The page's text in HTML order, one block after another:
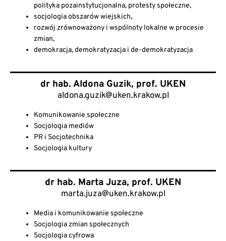
polityka pozainstytucjonalna, protesty społeczne,
socjologia obszarów wiejskich,
rozwój zrównoważony i wspólnoty lokalne w procesie
zmian,
demokracja, demokratyzacja i de-demokratyzacja
dr hab. Aldona Guzik, prof. UKEN
aldona.guzik@uken.krakow.pl
Komunikowanie społeczne
Socjologia mediów
PR i Socjotechnika
Socjologia kultury
dr hab. Marta Juza, prof. UKEN
marta.juza@uken.krakow.pl
Media i komunikowanie społeczne
Socjologia zmian społecznych
Socjologia cyfrowa